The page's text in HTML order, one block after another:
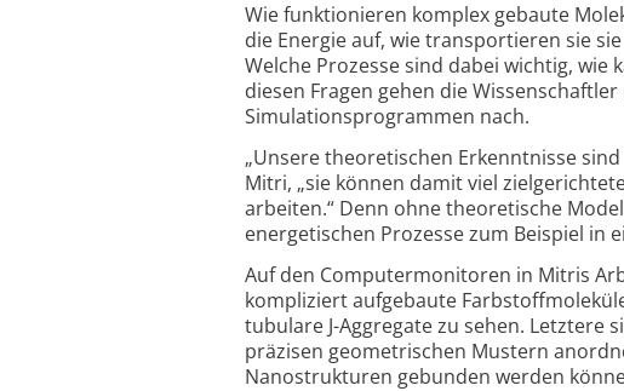
Wie funktionieren komplex gebaute
die Energie auf, wie transportieren sie
Welche Prozesse sind dabei wichtig, wie
diesen Fragen gehen die
Simulationsprogrammen nach.
„Unsere theoretischen Erkenntnisse
Mitri, „sie können damit viel
arbeiten.“ Denn ohne theoretische
energetischen Prozesse zum Beispiel in
Auf den Computermonitoren in Mitris
kompliziert aufgebaute
tubulare J-Aggregate zu sehen.
präzisen geometrischen Mustern
Nanostrukturen gebunden werden